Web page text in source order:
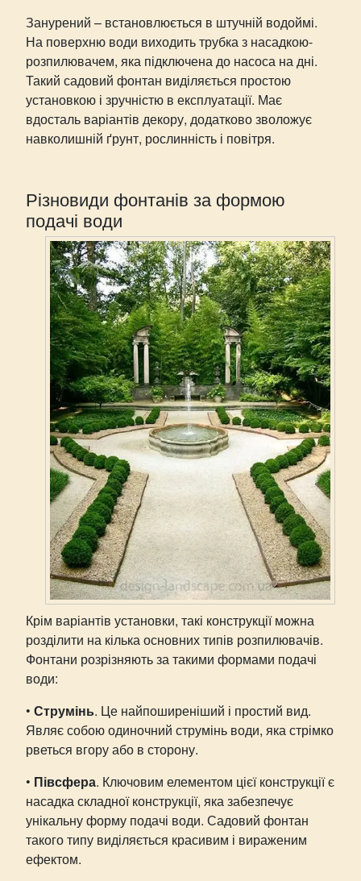
Занурений – встановлюється в штучній водоймі.
На поверхню води виходить трубка з насадкою-
розпилювачем, яка підключена до насоса на дні.
Такий садовий фонтан виділяється простою
установкою і зручністю в експлуатації. Має
вдосталь варіантів декору, додатково зволожує
навколишній ґрунт, рослинність і повітря.
Різновиди фонтанів за формою
подачі води
Крім варіантів установки, такі конструкції можна
розділити на кілька основних типів розпилювачів.
Фонтани розрізняють за такими формами подачі
води:
• Струмінь. Це найпоширеніший і простий вид.
Являє собою одиночний струмінь води, яка стрімко
рветься вгору або в сторону.
• Півсфера. Ключовим елементом цієї конструкції є
насадка складної конструкції, яка забезпечує
унікальну форму подачі води. Садовий фонтан
такого типу виділяється красивим і вираженим
ефектом.